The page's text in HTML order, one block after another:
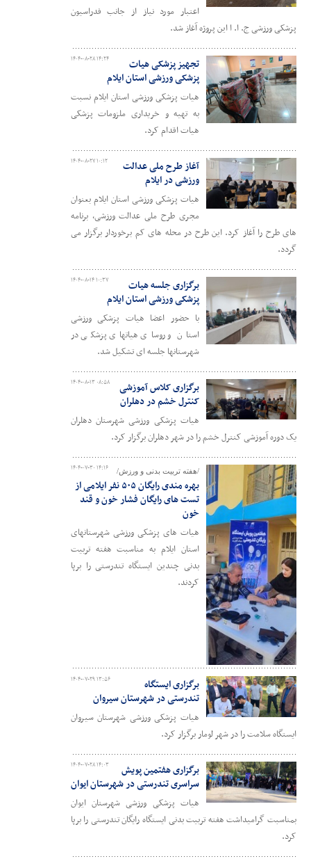
اعتبار مورد نیاز از جانب فدراسیون
پزشکی ورزشی ج. ا. ا این پروژه آغاز شد.
۱۴۰۴-۰۸-۲۸ ۱۴:۲۴
تجهیز پزشکی هیات
پزشکی ورزشی استان ایلام
هیات پزشکی ورزشی استان ایلام نسبت
به تهیه و خریداری ملزومات پزشکی
هیات اقدام کرد.
۱۴۰۴-۰۸-۲۷ ۱۰:۱۲
آغاز طرح ملی عدالت
ورزشی در ایلام
هیات پزشکی ورزشی استان ایلام بعنوان
مجری طرح ملی عدالت ورزشی، برنامه
های طرح را آغاز کرد. این طرح در محله های کم برخوردار برگزار می
گردد.
۱۴۰۴-۰۸-۱۴ ۱۰:۳۷
برگزاری جلسه هیات
پزشکی ورزشی استان ایلام
با حضور اعضا هیات پزشکی ورزشی
استان و روسای هیاتهای پزشکی در
شهرستانها جلسه ای تشکیل شد.
۱۴۰۴-۰۸-۱۳ ۰۸:۵۸
برگزاری کلاس آموزشی
کنترل خشم در دهلران
هیات پزشکی ورزشی شهرستان دهلران
یک دوره آموزشی کنترل خشم را در شهر دهلران برگزار کرد.
۱۴۰۴-۰۷-۳۰ ۱۴:۱۶ /هفته تربیت بدنی و ورزش/
بهره مندی رایگان ۵۰۵ نفر ایلامی از
تست های رایگان فشار خون و قند
خون
هیات های پزشکی ورزشی شهرستانهای
استان ایلام به مناسبت هفته تربیت
بدنی چندین ایستگاه تندرستی را برپا
کردند.
۱۴۰۴-۰۷-۲۹ ۱۳:۵۶
برگزاری ایستگاه
تندرستی در شهرستان سیروان
هیات پزشکی ورزشی شهرستان سیروان
ایستگاه سلامت را در شهر لومار برگزار کرد.
۱۴۰۴-۰۷-۲۸ ۱۴:۰۳
برگزاری هفتمین پویش
سراسری تندرستی در شهرستان ایوان
هیات پزشکی ورزشی شهرستان ایوان
بمناسبت گرامیداشت هفته تربیت بدنی ایستگاه رایگان تندرستی را برپا
کرد.